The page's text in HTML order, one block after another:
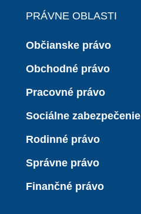
PRÁVNE OBLASTI
Občianske právo
Obchodné právo
Pracovné právo
Sociálne zabezpečenie
Rodinné právo
Správne právo
Finančné právo